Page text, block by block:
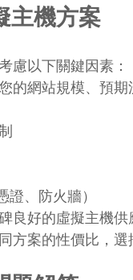
主機方案
慮以下關鍵因素：
的網站規模、預期
證、防火牆）
良好的虛擬主機供
方案的性價比，選